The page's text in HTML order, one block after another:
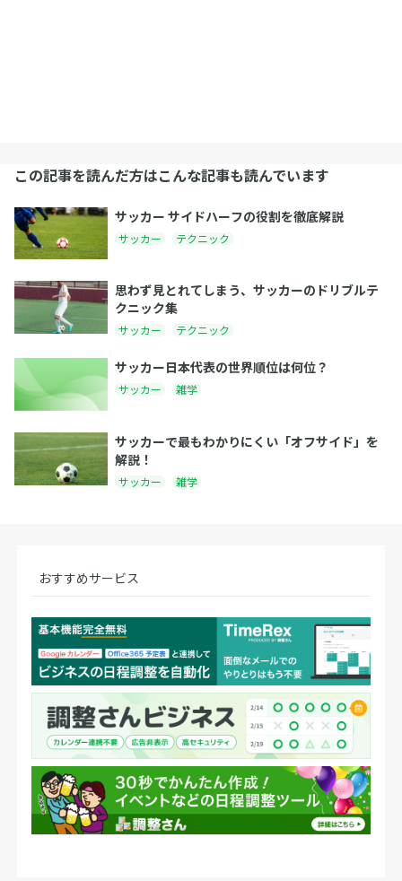
この記事を読んだ方はこんな記事も読んでいます
サッカー サイドハーフの役割を徹底解説
サッカー テクニック
思わず見とれてしまう、サッカーのドリブルテ
クニック集
サッカー テクニック
サッカー日本代表の世界順位は何位？
サッカー 雑学
サッカーで最もわかりにくい「オフサイド」を
解説！
サッカー 雑学
おすすめサービス